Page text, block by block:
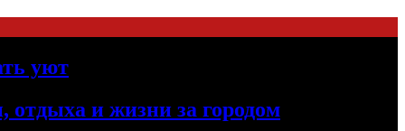
уют
отдыха и жизни за городом